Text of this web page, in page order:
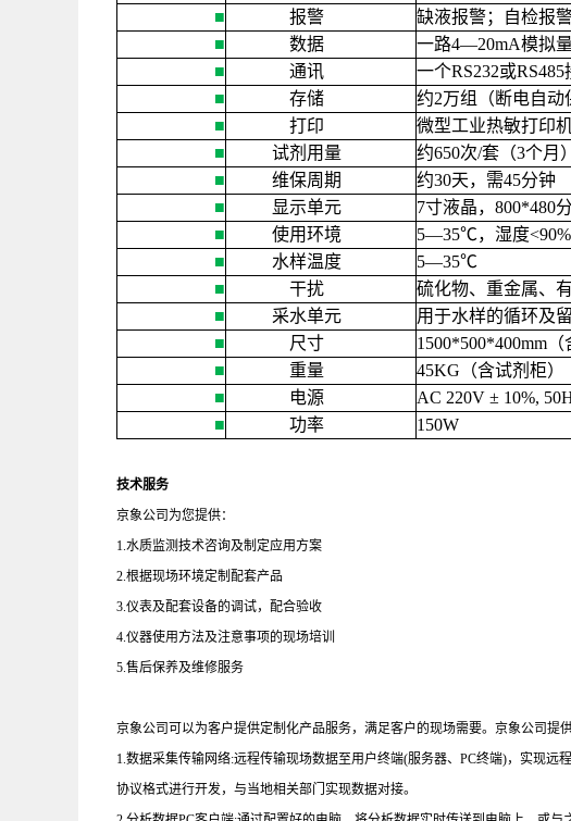
■
报警
缺液报警；自检报
■
数据 一路4—20mA模拟
■
通讯 一个RS232或RS485
■
存储 约2万组（断电自动
■
打印
微型工业热敏打印
■
试剂用量 约650次/套（3个月）
■
维保周期 约30天，需45分钟
■
显示单元 7寸液晶， 800*480
■
使用环境 5—35℃，湿度<90%
■
水样温度 5—35℃
■
干扰
硫化物、重金属、
■
采水单元
用于水样的循环及
■
尺寸 1500*500*400mm
■
重量 45KG （含试剂柜）
■
电源
AC 220V ± 10%,
■
功率 150W
技术服务
京象公司为您提供：
1.水质监测技术咨询及制定应用方案
2.根据现场环境定制配套产品
3.仪表及配套设备的调试，配合验收
4.仪器使用方法及注意事项的现场培训
5.售后保养及维修服务
京象公司可以为客户提供定制化产品服务，满足客户的现场需要。京象公司提
1.数据采集传输网络:远程传输现场数据至用户终端(服务器、 PC终端)，实现远
协议格式进行开发，与当地相关部门实现数据对接。